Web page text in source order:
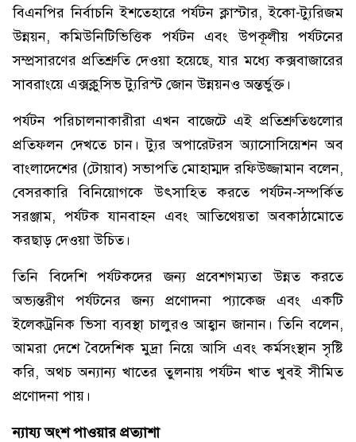
বিএনপির নির্বাচনি ইশতেহারে পর্যটন ক্লাস্টার, ইকো-ট্যুরিজম
উন্নয়ন, কমিউনিটিভিত্তিক পর্যটন এবং উপকূলীয় পর্যটনের
সম্প্রসারণের প্রতিশ্রুতি দেওয়া হয়েছে, যার মধ্যে কক্সবাজারের
সাবরাংয়ে এক্সক্লুসিভ ট্যুরিস্ট জোন উন্নয়নও অন্তর্ভুক্ত।
পর্যটন পরিচালনাকারীরা এখন বাজেটে এই প্রতিশ্রুতিগুলোর
প্রতিফলন দেখতে চান। ট্যুর অপারেটরস অ্যাসোসিয়েশন অব
বাংলাদেশের (টোয়াব) সভাপতি মোহাম্মদ রফিউজ্জামান বলেন,
বেসরকারি বিনিয়োগকে উৎসাহিত করতে পর্যটন-সম্পর্কিত
সরঞ্জাম, পর্যটক যানবাহন এবং আতিথেয়তা অবকাঠামোতে
করছাড় দেওয়া উচিত।
তিনি বিদেশি পর্যটকদের জন্য প্রবেশগম্যতা উন্নত করতে
অভ্যন্তরীণ পর্যটনের জন্য প্রণোদনা প্যাকেজ এবং একটি
ইলেকট্রনিক ভিসা ব্যবস্থা চালুরও আহ্বান জানান। তিনি বলেন,
আমরা দেশে বৈদেশিক মুদ্রা নিয়ে আসি এবং কর্মসংস্থান সৃষ্টি
করি, অথচ অন্যান্য খাতের তুলনায় পর্যটন খাত খুবই সীমিত
প্রণোদনা পায়।
ন্যায্য অংশ পাওয়ার প্রত্যাশা